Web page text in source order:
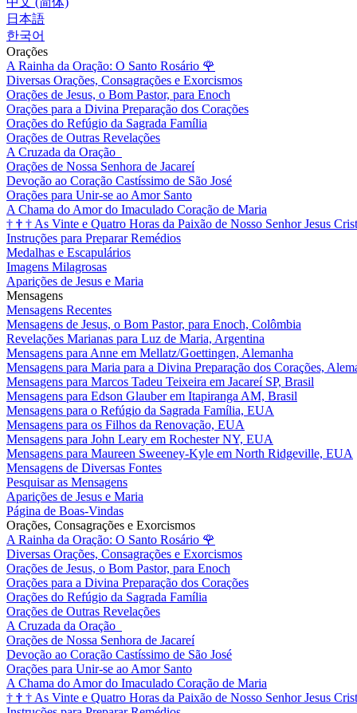
日本語
한국어
Orações
A Rainha da Oração: O Santo Rosário 🌹
Diversas Orações, Consagrações e Exorcismos
Orações de Jesus, o Bom Pastor, para Enoch
Orações para a Divina Preparação dos Corações
Orações do Refúgio da Sagrada Família
Orações de Outras Revelações
A Cruzada da Oração
Orações de Nossa Senhora de Jacareí
Devoção ao Coração Castíssimo de São José
Orações para Unir-se ao Amor Santo
A Chama do Amor do Imaculado Coração de Maria
† † † As Vinte e Quatro Horas da Paixão de Nosso Senhor Jesus
Instruções para Preparar Remédios
Medalhas e Escapulários
Imagens Milagrosas
Aparições de Jesus e Maria
Mensagens
Mensagens Recentes
Mensagens de Jesus, o Bom Pastor, para Enoch, Colômbia
Revelações Marianas para Luz de Maria, Argentina
Mensagens para Anne em Mellatz/Goettingen, Alemanha
Mensagens para Maria para a Divina Preparação dos Corações,
Mensagens para Marcos Tadeu Teixeira em Jacareí SP, Brasil
Mensagens para Edson Glauber em Itapiranga AM, Brasil
Mensagens para o Refúgio da Sagrada Família, EUA
Mensagens para os Filhos da Renovação, EUA
Mensagens para John Leary em Rochester NY, EUA
Mensagens para Maureen Sweeney-Kyle em North Ridgeville, EUA
Mensagens de Diversas Fontes
Pesquisar as Mensagens
Aparições de Jesus e Maria
Página de Boas-Vindas
Orações, Consagrações e Exorcismos
A Rainha da Oração: O Santo Rosário 🌹
Diversas Orações, Consagrações e Exorcismos
Orações de Jesus, o Bom Pastor, para Enoch
Orações para a Divina Preparação dos Corações
Orações do Refúgio da Sagrada Família
Orações de Outras Revelações
A Cruzada da Oração
Orações de Nossa Senhora de Jacareí
Devoção ao Coração Castíssimo de São José
Orações para Unir-se ao Amor Santo
A Chama do Amor do Imaculado Coração de Maria
† † † As Vinte e Quatro Horas da Paixão de Nosso Senhor Jesus